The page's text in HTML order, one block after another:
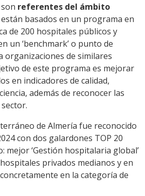
referentes del ámbito
basados en un programa en
de 200 hospitales públicos y
un ‘benchmark’ o punto de
organizaciones de similares
de este programa es mejorar
en indicadores de calidad,
además de reconocer las
de Almería fue reconocido
con dos galardones TOP 20
mejor ‘Gestión hospitalaria global’
privados medianos y en
concretamente en la categoría de